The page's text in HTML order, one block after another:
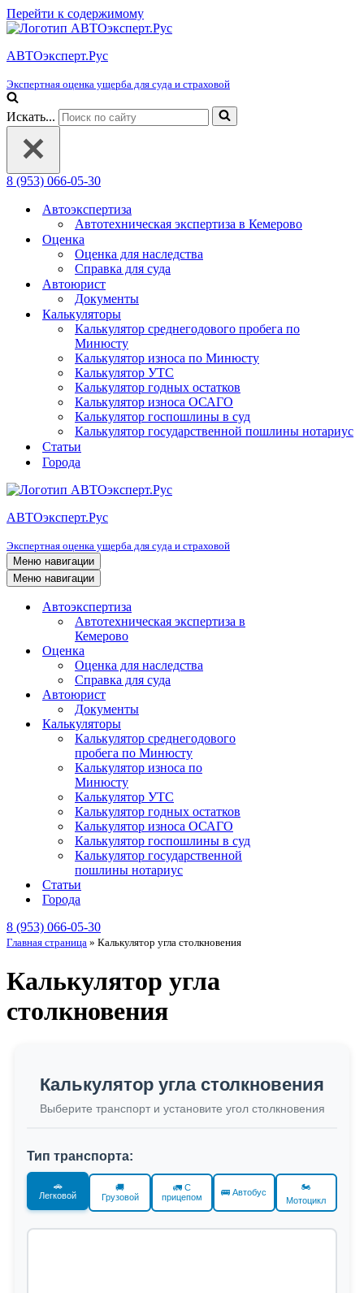
Перейти к содержимому
АВТОэксперт.Рус
Экспертная оценка ущерба для суда и страховой
Искать...
8 (953) 066-05-30
Автоэкспертиза
Автотехническая экспертиза в Кемерово
Оценка
Оценка для наследства
Справка для суда
Автоюрист
Документы
Калькуляторы
Калькулятор среднегодового пробега по
Минюсту
Калькулятор износа по Минюсту
Калькулятор УТС
Калькулятор годных остатков
Калькулятор износа ОСАГО
Калькулятор госпошлины в суд
Калькулятор государственной пошлины нотариус
Статьи
Города
АВТОэксперт.Рус
Экспертная оценка ущерба для суда и страховой
Меню навигации
Меню навигации
Автоэкспертиза
Автотехническая экспертиза в
Кемерово
Оценка
Оценка для наследства
Справка для суда
Автоюрист
Документы
Калькуляторы
Калькулятор среднегодового
пробега по Минюсту
Калькулятор износа по
Минюсту
Калькулятор УТС
Калькулятор годных остатков
Калькулятор износа ОСАГО
Калькулятор госпошлины в суд
Калькулятор государственной
пошлины нотариус
Статьи
Города
8 (953) 066-05-30
Главная страница » Калькулятор угла столкновения
Калькулятор угла
столкновения
Калькулятор угла столкновения
Выберите транспорт и установите угол столкновения
Тип транспорта:
🚗
Легковой
🚚
Грузовой
🚛 С
прицепом
🚌 Автобус
🏍️
Мотоцикл